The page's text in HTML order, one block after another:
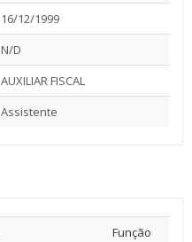
16/12/1999
N/D
AUXILIAR FISCAL
Assistente
Função